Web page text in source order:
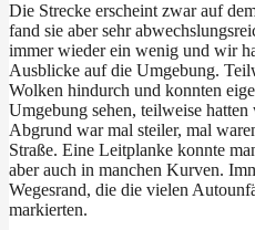
Die Strecke erscheint zwar auf
fand sie aber sehr
immer wieder ein wenig und wir
Ausblicke auf die Umgebung.
Wolken hindurch und konnten
Umgebung sehen, teilweise
Abgrund war mal steiler, mal
Straße. Eine Leitplanke konnte
aber auch in manchen Kurven.
Wegesrand, die die vielen
markierten.